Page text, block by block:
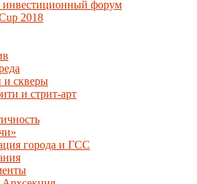
инвестиционный форум
2018
и скверы
и стрит-арт
города и ГСС